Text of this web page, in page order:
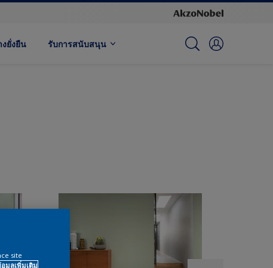
ยั่งยืน รับการสนับสนุน
site
มูลเพิ่มเติม